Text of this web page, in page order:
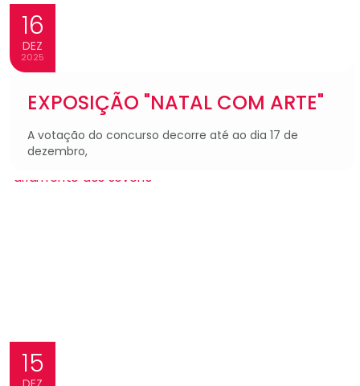
16
DEZ
2025
EXPOSIÇÃO "NATAL COM ARTE"
A votação do concurso decorre até ao dia 17 de
dezembro,
15